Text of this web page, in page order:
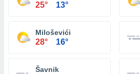
25° 13°
Miloševići
28° 16°
Šavnik